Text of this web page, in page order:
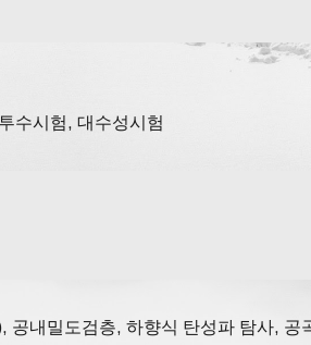
수시험, 대수성시험
내밀도검층, 하향식 탄성파 탐사, 공